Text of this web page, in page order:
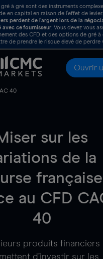
gré à gré sont des instruments
en capital en raison de l’effet de levier.
perdent de l’argent lors de la
avec ce fournisseur. Vous devez vous
des CFD et des options de gré à
de prendre le risque élevé de perdre
Ouvrir
40
sur les
de la
française
au CFD
40
produits financiers
d’investir sur les